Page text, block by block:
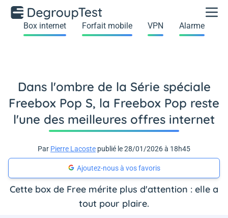
Box internet Forfait mobile VPN Alarme
Dans l'ombre de la Série spéciale
Freebox Pop S, la Freebox Pop reste
l'une des meilleures offres internet
Par Pierre Lacoste publié le 28/01/2026 à 18h45
Ajoutez-nous à vos favoris
Cette box de Free mérite plus d'attention : elle a
tout pour plaire.